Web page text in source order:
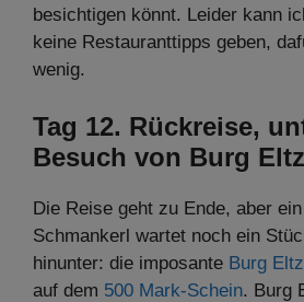
besichtigen könnt. Leider kann
keine Restauranttipps geben,
wenig.
Tag 12. Rückreise,
Besuch von Burg Eltz
Die Reise geht zu Ende, aber
Schmankerl wartet noch ein
hinunter: die imposante Burg Eltz
auf dem 500 Mark-Schein. Burg